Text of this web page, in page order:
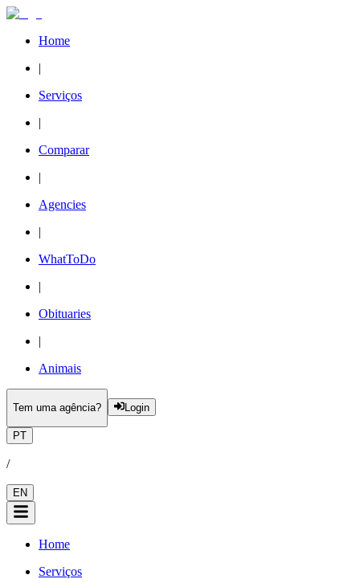
Home
|
Serviços
|
Comparar
|
Agencies
|
WhatToDo
|
Obituaries
|
Animais
Tem uma agência? Login
PT
/
EN
Home
Serviços